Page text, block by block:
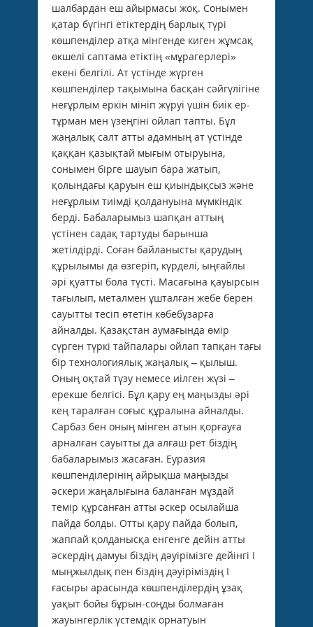
шалбардан еш айырмасы жоқ. Сонымен
қатар бүгінгі етіктердің барлық түрі
көшпенділер атқа мінгенде киген жұмсақ
өкшелі саптама етіктің «мұрагерлері»
екені белгілі. Ат үстінде жүрген
көшпенділер тақымына басқан сәйгүлігіне
неғұрлым еркін мініп жүруі үшін биік ер-
тұрман мен үзеңгіні ойлап тапты. Бұл
жаңалық салт атты адамның ат үстінде
қаққан қазықтай мығым отыруына,
сонымен бірге шауып бара жатып,
қолындағы қаруын еш қиындықсыз және
неғұрлым тиімді қолдануына мүмкіндік
берді. Бабаларымыз шапқан аттың
үстінен садақ тартуды барынша
жетілдірді. Соған байланысты қарудың
құрылымы да өзгеріп, күрделі, ыңғайлы
әрі қуатты бола түсті. Масағына қауырсын
тағылып, металмен ұшталған жебе берен
сауытты тесіп өтетін көбебұзарға
айналды. Қазақстан аумағында өмір
сүрген түркі тайпалары ойлап тапқан тағы
бір технологиялық жаңалық – қылыш.
Оның оқтай түзу немесе иілген жүзі –
ерекше белгісі. Бұл қару ең маңызды әрі
кең таралған соғыс құралына айналды.
Сарбаз бен оның мінген атын қорғауға
арналған сауытты да алғаш рет біздің
бабаларымыз жасаған. Еуразия
көшпенділерінің айрықша маңызды
әскери жаңалығына баланған мұздай
темір құрсанған атты әскер осылайша
пайда болды. Отты қару пайда болып,
жаппай қолданысқа енгенге дейін атты
әскердің дамуы біздің дәуірімізге дейінгі І
мыңжылдық пен біздің дәуіріміздің І
ғасыры арасында көшпенділердің ұзақ
уақыт бойы бұрын-соңды болмаған
жауынгерлік үстемдік орнатуын